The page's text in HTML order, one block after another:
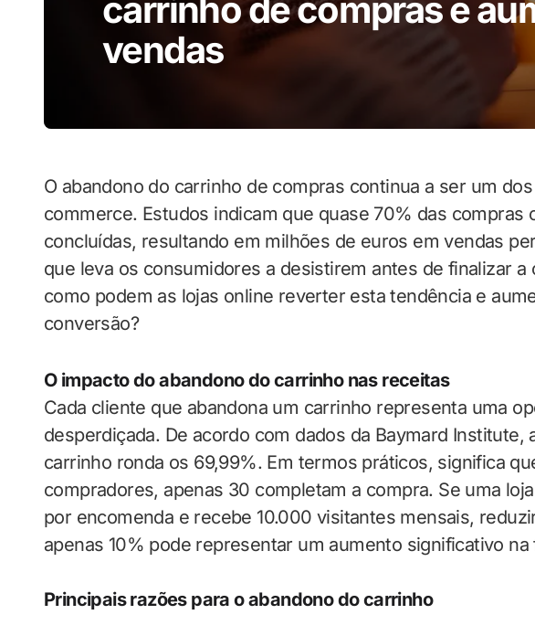
carrinho de compras e
vendas
O abandono do carrinho de compras continua a ser um
commerce. Estudos indicam que quase 70% das compras
concluídas, resultando em milhões de euros em vendas
que leva os consumidores a desistirem antes de finalizar a
como podem as lojas online reverter esta tendência e
conversão?
O impacto do abandono do carrinho nas receitas
Cada cliente que abandona um carrinho representa uma
desperdiçada. De acordo com dados da Baymard Institute,
carrinho ronda os 69,99%. Em termos práticos, significa
compradores, apenas 30 completam a compra. Se uma
por encomenda e recebe 10.000 visitantes mensais,
apenas 10% pode representar um aumento significativo na
Principais razões para o abandono do carrinho